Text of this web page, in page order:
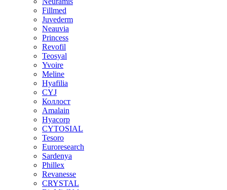
Fillmed
Juvederm
Neauvia
Princess
Revofil
Teosyal
Yvoire
Meline
Hyafilia
CYJ
Коллост
Amalain
Hyacorp
CYTOSIAL
Tesoro
Euroresearch
Sardenya
Phillex
Revanesse
CRYSTAL